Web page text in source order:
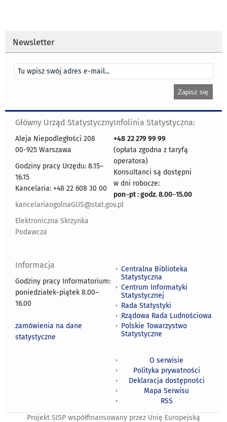
Newsletter
Główny Urząd Statystyczny
Aleja Niepodległości 208
00-925 Warszawa
Godziny pracy Urzędu: 8.15–
16.15
Kancelaria: +48 22 608 30 00
kancelariaogolnaGUS@stat.gov.pl
Elektroniczna Skrzynka
Podawcza
Infolinia Statystyczna:
+48 22 279 99 99
(opłata zgodna z taryfą
operatora)
Konsultanci są dostępni
w dni robocze:
pon–pt : godz. 8.00–15.00
Informacja
Godziny pracy Informatorium:
poniedziałek-piątek 8.00–
16.00
zamówienia na dane
statystyczne
Centralna Biblioteka
Statystyczna
Centrum Informatyki
Statystycznej
Rada Statystyki
Rządowa Rada Ludnościowa
Polskie Towarzystwo
Statystyczne
O serwisie
Polityka prywatności
Deklaracja dostępności
Mapa Serwisu
RSS
Projekt SISP współfinansowany przez Unię Europejską